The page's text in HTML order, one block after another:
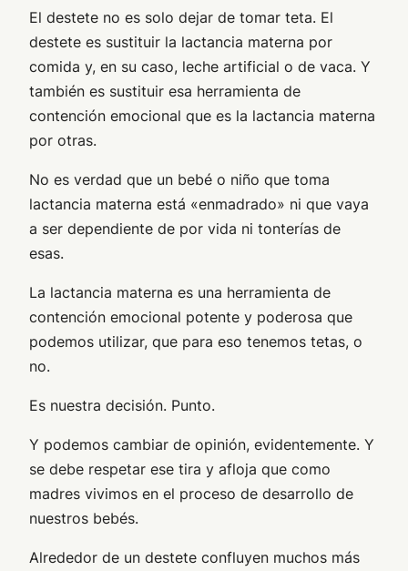
El destete no es solo dejar de tomar teta. El
destete es sustituir la lactancia materna por
comida y, en su caso, leche artificial o de vaca. Y
también es sustituir esa herramienta de
contención emocional que es la lactancia materna
por otras.
No es verdad que un bebé o niño que toma
lactancia materna está «enmadrado» ni que vaya
a ser dependiente de por vida ni tonterías de
esas.
La lactancia materna es una herramienta de
contención emocional potente y poderosa que
podemos utilizar, que para eso tenemos tetas, o
no.
Es nuestra decisión. Punto.
Y podemos cambiar de opinión, evidentemente. Y
se debe respetar ese tira y afloja que como
madres vivimos en el proceso de desarrollo de
nuestros bebés.
Alrededor de un destete confluyen muchos más